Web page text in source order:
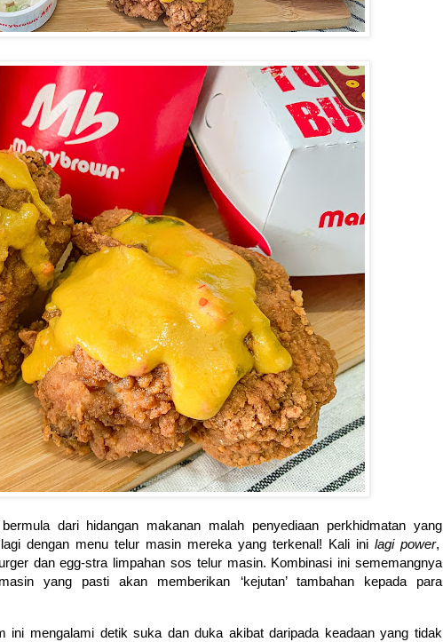
dari hidangan makanan malah penyediaan perkhidmatan yang
dengan menu telur masin mereka yang terkenal! Kali ini lagi power,
dan egg-stra limpahan sos telur masin. Kombinasi ini sememangnya
yang pasti akan memberikan ‘kejutan’ tambahan kepada para
ini mengalami detik suka dan duka akibat daripada keadaan yang tidak